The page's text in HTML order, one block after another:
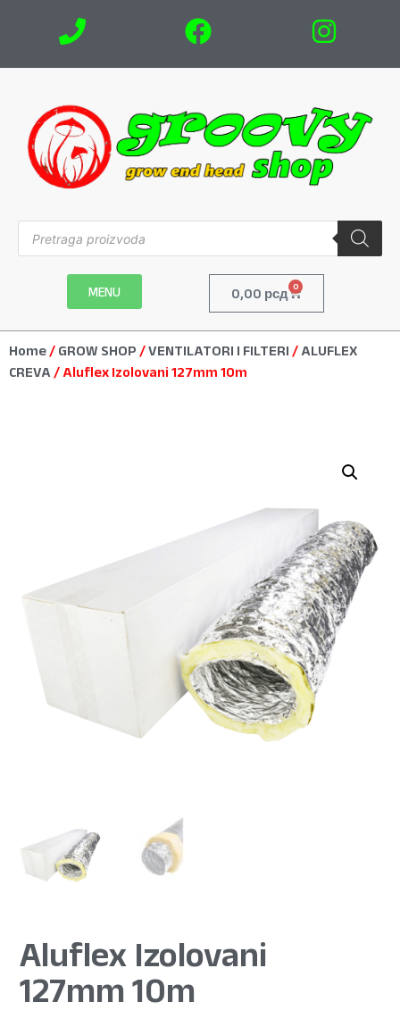
MENU 0,00 рсд 0
Home / GROW SHOP /VENTILATORI I FILTERI / ALUFLEX
CREVA / Aluflex Izolovani 127mm 10m
Aluflex Izolovani
127mm 10m